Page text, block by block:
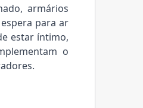
armários
para ar
estar íntimo,
o